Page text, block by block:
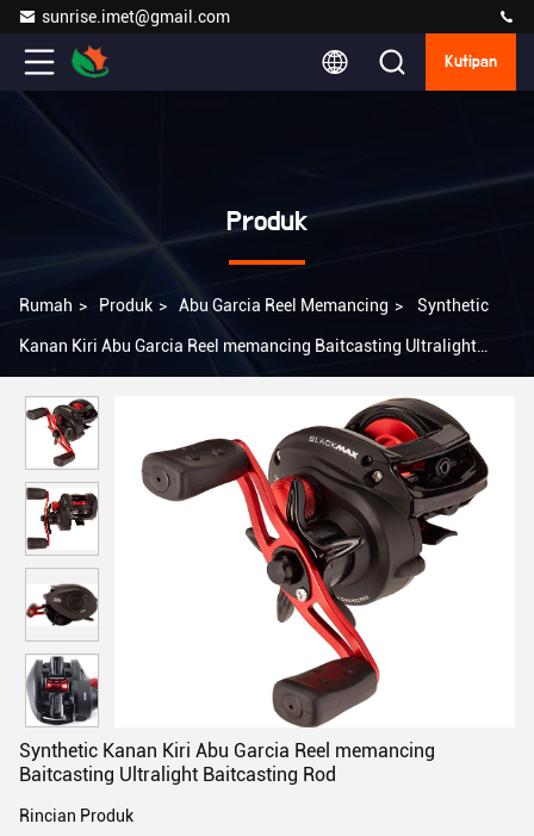
sunrise.imet@gmail.com
Kutipan
Produk
Rumah > Produk > Abu Garcia Reel Memancing > Synthetic
Kanan Kiri Abu Garcia Reel memancing Baitcasting Ultralight
Synthetic Kanan Kiri Abu Garcia Reel memancing
Baitcasting Ultralight Baitcasting Rod
Rincian Produk